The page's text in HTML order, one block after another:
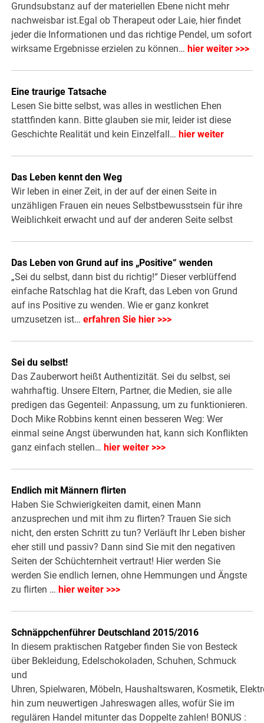
Grundsubstanz auf der materiellen Ebene nicht mehr
nachweisbar ist.Egal ob Therapeut oder Laie, hier findet
jeder die Informationen und das richtige Pendel, um sofort
wirksame Ergebnisse erzielen zu können… hier weiter >>>
Eine traurige Tatsache
Lesen Sie bitte selbst, was alles in westlichen Ehen
stattfinden kann. Bitte glauben sie mir, leider ist diese
Geschichte Realität und kein Einzelfall… hier weiter
Das Leben kennt den Weg
Wir leben in einer Zeit, in der auf der einen Seite in
unzähligen Frauen ein neues Selbstbewusstsein für ihre
Weiblichkeit erwacht und auf der anderen Seite selbst
Das Leben von Grund auf ins „Positive“ wenden
„Sei du selbst, dann bist du richtig!“ Dieser verblüffend
einfache Ratschlag hat die Kraft, das Leben von Grund
auf ins Positive zu wenden. Wie er ganz konkret
umzusetzen ist…erfahren Sie hier >>>
Sei du selbst!
Das Zauberwort heißt Authentizität. Sei du selbst, sei
wahrhaftig. Unsere Eltern, Partner, die Medien, sie alle
predigen das Gegenteil: Anpassung, um zu funktionieren.
Doch Mike Robbins kennt einen besseren Weg: Wer
einmal seine Angst überwunden hat, kann sich Konflikten
ganz einfach stellen… hier weiter >>>
Endlich mit Männern flirten
Haben Sie Schwierigkeiten damit, einen Mann
anzusprechen und mit ihm zu flirten? Trauen Sie sich
nicht, den ersten Schritt zu tun? Verläuft Ihr Leben bisher
eher still und passiv? Dann sind Sie mit den negativen
Seiten der Schüchternheit vertraut! Hier werden Sie
werden Sie endlich lernen, ohne Hemmungen und Ängste
zu flirten … hier weiter >>>
Schnäppchenführer Deutschland 2015/2016
In diesem praktischen Ratgeber finden Sie von Besteck
über Bekleidung, Edelschokoladen, Schuhen, Schmuck
und
Uhren, Spielwaren, Möbeln, Haushaltswaren, Kosmetik,
hin zum neuwertigen Jahreswagen alles, wofür Sie im
regulären Handel mitunter das Doppelte zahlen! BONUS :